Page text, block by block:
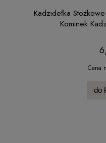
Kadzidełka
Kominek
Cena
do